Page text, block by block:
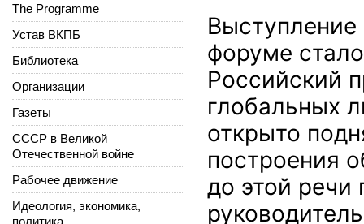
форуме
Российский
глобальных
открыто
построения
до этой речи
The Programme
Устав ВКПБ
Библиотека
Организации
Газеты
СССР в Великой
Отечественной войне
Рабочее движение
Идеология, экономика,
политика